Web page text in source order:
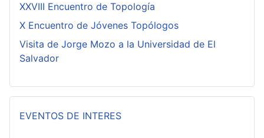
XXVIII Encuentro de Topología
X Encuentro de Jóvenes Topólogos
Visita de Jorge Mozo a la Universidad de El
Salvador
EVENTOS DE INTERES